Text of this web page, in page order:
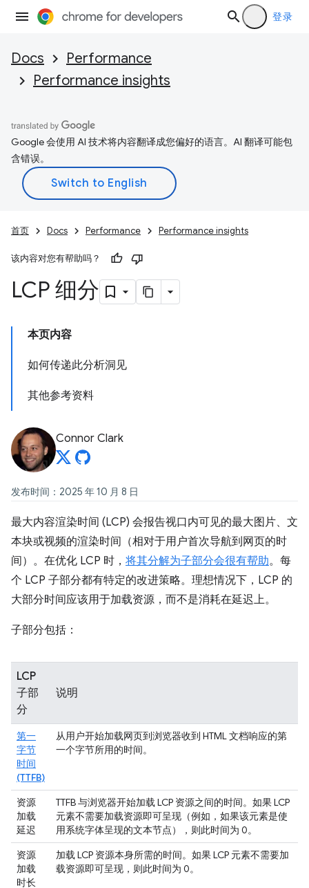
登录
Docs
Performance
Performance insights
Google 会使用 AI 技术将内容翻译成您偏好的语言。AI 翻译可能包
含错误。
首页 Docs Performance Performance insights
该内容对您有帮助吗？
LCP 细分
本页内容
如何传递此分析洞见
其他参考资料
Connor Clark
发布时间：2025 年 10 月 8 日
最大内容渲染时间 (LCP) 会报告视口内可见的最大图片、文
本块或视频的渲染时间（相对于用户首次导航到网页的时
间）。在优化 LCP 时， 将其分解为子部分会很有帮助。每
个 LCP 子部分都有特定的改进策略。理想情况下，LCP 的
大部分时间应该用于加载资源，而不是消耗在延迟上。
子部分包括：
LCP
子部
分
说明
第一
字节
时间
(TTFB)
从用户开始加载网页到浏览器收到 HTML 文档响应的第
一个字节所用的时间。
资源
加载
延迟
TTFB 与浏览器开始加载 LCP 资源之间的时间。如果 LCP
元素不需要加载资源即可呈现（例如，如果该元素是使
用系统字体呈现的文本节点），则此时间为 0。
资源
加载
时长
加载 LCP 资源本身所需的时间。如果 LCP 元素不需要加
载资源即可呈现，则此时间为 0。